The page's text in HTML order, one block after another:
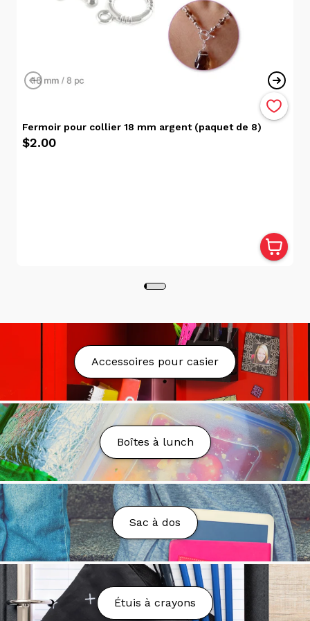
Cartes-cadeaux
Une carte cadeau achetée sur le site web est valable
uniquement en ligne. Dans le même ordre d’idée, une
carte cadeau achetée en magasins valables
Cueillette en Magasin
succursale. Vous recevrez un courriel de notification
lorsque votre commande sera prête. Pour récupérer
votre commande, veuillez présenter ce courriel ainsi
caisses du magasin sélectionné.
Livraison
Nous proposons la livraison partout au Québec au
tarif fixe de 9.99$.La livraison est gratuite à partir
de 75$ d'achat avant taxes* sauf exception. Nous
nous réservons le droit d'annuler la commande ou
d'ajuster les frais en cas de coûts de transport trop
élevés, sous réserve de votre approbation.
Nous pouvons livrer dans les boîtes postales (PO
Box), toutefois des frais additionnels peuvent être
demandés.
Délai de Livraison
Votre colis sera préparé et livré dans un délai de 2 à
7 jours ouvrables.
Vous n’avez toujours rien reçu?
Envoyez un courriel à l’adresse suivante:
Fermoir pour collier 18 mm argent (paquet de 8)
$2.00
Accessoires pour casier
Boîtes à lunch
Sac à dos
Étuis à crayons